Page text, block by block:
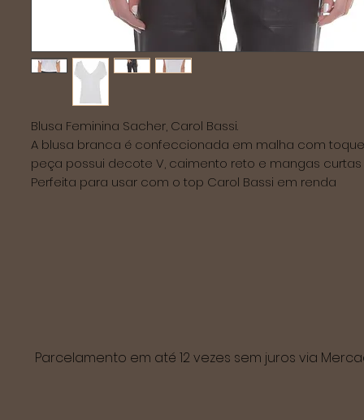
Blusa Feminina Sacher, Carol Bassi.
A blusa branca é confeccionada em malha com toque
peça possui decote V, caimento reto e mangas curtas
Perfeita para usar com o top Carol Bassi em renda
Parcelamento em até 12 vezes sem juros via